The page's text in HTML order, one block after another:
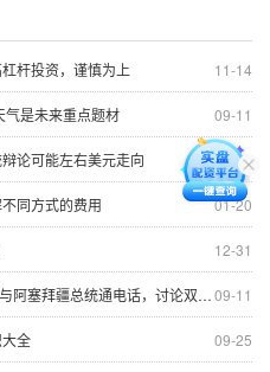
11-14
杆投资，谨慎为上
09-11
气是未来重点题材
09-11
论可能左右美元走向
01-20
同方式的费用
12-31
09-11
拜疆总统通电话，讨论双边合作
09-25
全